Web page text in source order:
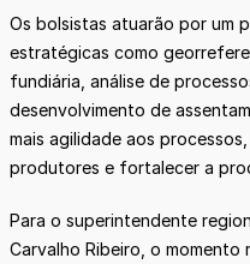
Os bolsistas atuarão por um
estratégicas como
fundiária, análise de
desenvolvimento de
mais agilidade aos
produtores e fortalecer a
Para o superintendente
Carvalho Ribeiro, o momento